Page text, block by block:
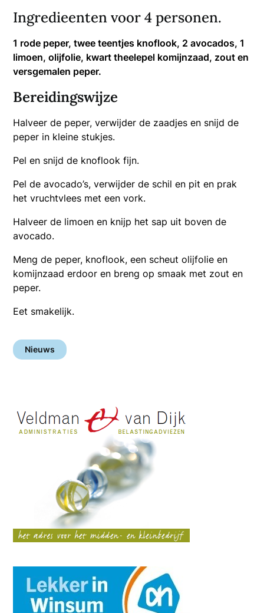
Ingredieenten voor 4 personen.
1 rode peper, twee teentjes knoflook, 2 avocados, 1
limoen, olijfolie, kwart theelepel komijnzaad, zout en
versgemalen peper.
Bereidingswijze
Halveer de peper, verwijder de zaadjes en snijd de
peper in kleine stukjes.
Pel en snijd de knoflook fijn.
Pel de avocado’s, verwijder de schil en pit en prak
het vruchtvlees met een vork.
Halveer de limoen en knijp het sap uit boven de
avocado.
Meng de peper, knoflook, een scheut olijfolie en
komijnzaad erdoor en breng op smaak met zout en
peper.
Eet smakelijk.
Nieuws